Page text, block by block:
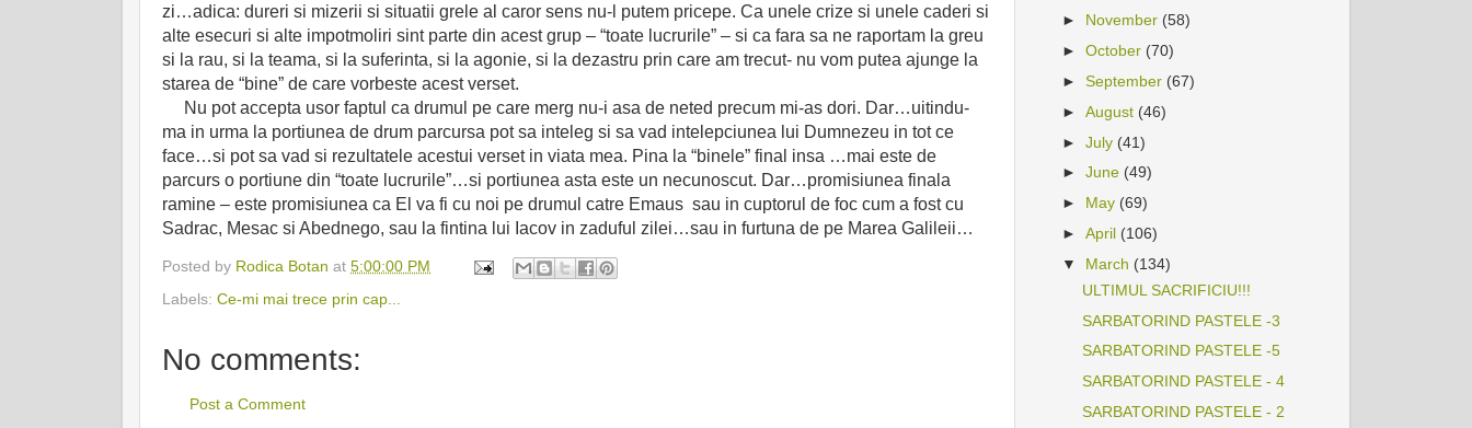
zi…adica: dureri si mizerii si situatii grele al caror sens nu-l putem pricepe. Ca unele crize si unele caderi si
alte esecuri si alte impotmoliri sint parte din acest grup – “toate lucrurile” – si ca fara sa ne raportam la greu
si la rau, si la teama, si la suferinta, si la agonie, si la dezastru prin care am trecut- nu vom putea ajunge la
starea de “bine” de care vorbeste acest verset.
Nu pot accepta usor faptul ca drumul pe care merg nu-i asa de neted precum mi-as dori. Dar…uitindu-
ma in urma la portiunea de drum parcursa pot sa inteleg si sa vad intelepciunea lui Dumnezeu in tot ce
face…si pot sa vad si rezultatele acestui verset in viata mea. Pina la “binele” final insa …mai este de
parcurs o portiune din “toate lucrurile”…si portiunea asta este un necunoscut. Dar…promisiunea finala
ramine – este promisiunea ca El va fi cu noi pe drumul catre Emaus sau in cuptorul de foc cum a fost cu
Sadrac, Mesac si Abednego, sau la fintina lui Iacov in zaduful zilei…sau in furtuna de pe Marea Galileii…
Posted by Rodica Botan at 5:00:00 PM
Labels: Ce-mi mai trece prin cap...
No comments:
Post a Comment
► November (58)
►October (70)
►September (67)
►August (46)
►July (41)
►June (49)
► May (69)
►April (106)
▼ March (134)
ULTIMUL SACRIFICIU!!!
SARBATORIND PASTELE -3
SARBATORIND PASTELE -5
SARBATORIND PASTELE - 4
SARBATORIND PASTELE - 2